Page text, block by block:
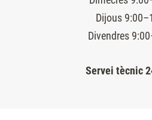
Dijous
Divendres
Servei tècnic